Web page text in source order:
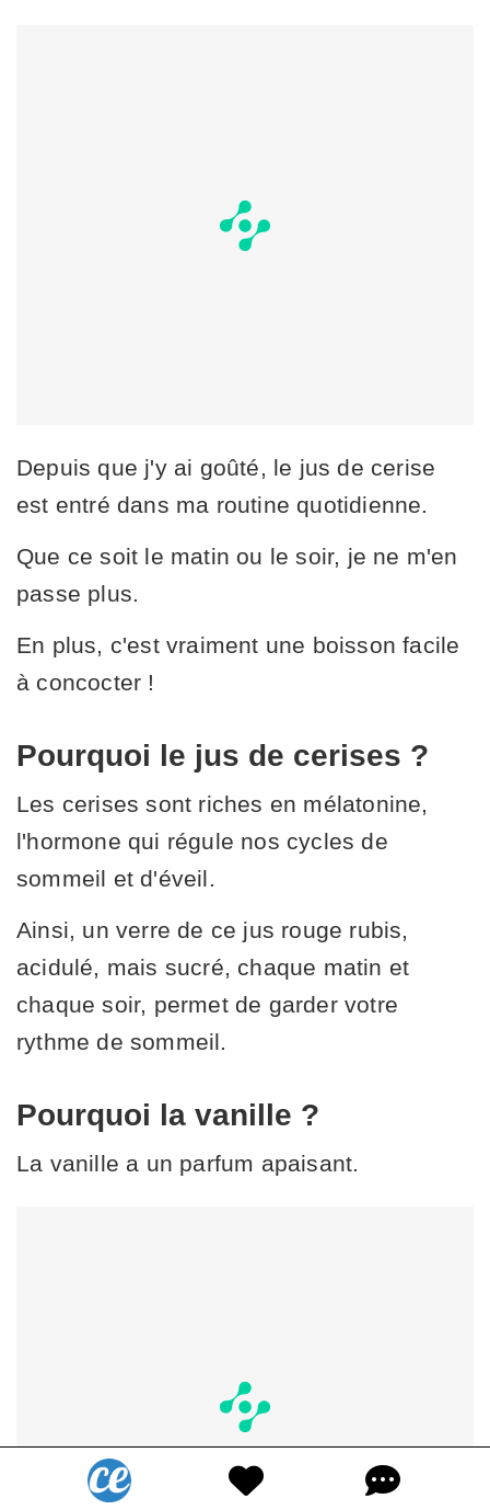
Depuis que j'y ai goûté, le jus de cerise
est entré dans ma routine quotidienne.
Que ce soit le matin ou le soir, je ne m'en
passe plus.
En plus, c'est vraiment une boisson facile
à concocter !
Pourquoi le jus de cerises ?
Les cerises sont riches en mélatonine,
l'hormone qui régule nos cycles de
sommeil et d'éveil.
Ainsi, un verre de ce jus rouge rubis,
acidulé, mais sucré, chaque matin et
chaque soir, permet de garder votre
rythme de sommeil.
Pourquoi la vanille ?
La vanille a un parfum apaisant.